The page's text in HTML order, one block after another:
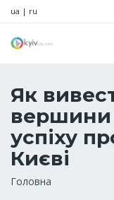
ua | ru
Як
вершини
успіху
Києві
Рядок
Головна